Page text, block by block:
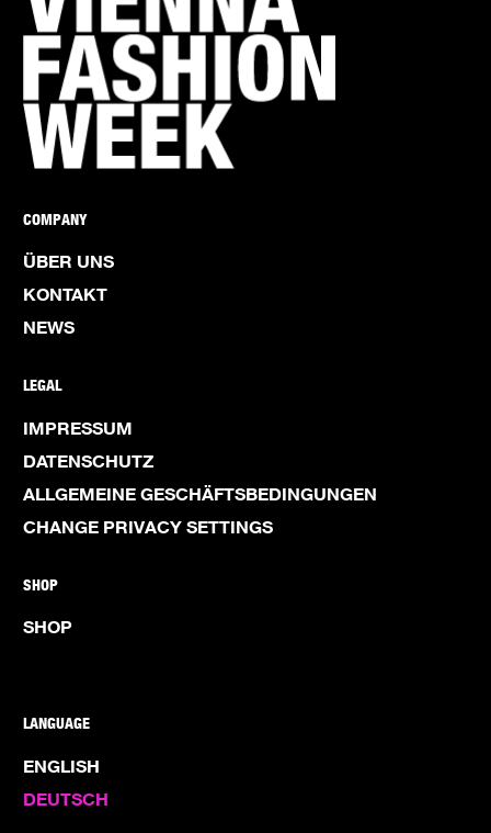
COMPANY
ÜBER UNS
KONTAKT
NEWS
LEGAL
IMPRESSUM
DATENSCHUTZ
ALLGEMEINE GESCHÄFTSBEDINGUNGEN
CHANGE PRIVACY SETTINGS
SHOP
SHOP
LANGUAGE
ENGLISH
DEUTSCH